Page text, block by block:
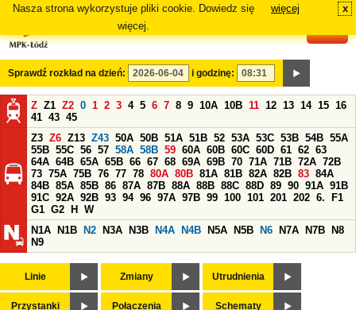
Nasza strona wykorzystuje pliki cookie. Dowiedz się
więcej.
więcej x
Sprawdź rozkład na dzień: i godzinę:
Z Z1 Z2 0 1 2 3 4 5 6 7 8 9 10A 10B 11 12 13 14 15 16
41 43 45
Z3 Z6 Z13 Z43 50A 50B 51A 51B 52 53A 53C 53B 54B 55A
55B 55C 56 57 58A 58B 59 60A 60B 60C 60D 61 62 63
64A 64B 65A 65B 66 67 68 69A 69B 70 71A 71B 72A 72B
73 75A 75B 76 77 78 80A 80B 81A 81B 82A 82B 83 84A
84B 85A 85B 86 87A 87B 88A 88B 88C 88D 89 90 91A 91B
91C 92A 92B 93 94 96 97A 97B 99 100 101 201 202 6.
F1
G1 G2 H
W
N1A
N1B N2 N3A N3B N4A N4B N5A N5B N6 N7A N7B
N8
N9
Linie Zmiany Utrudnienia
Przystanki Połączenia Schematy